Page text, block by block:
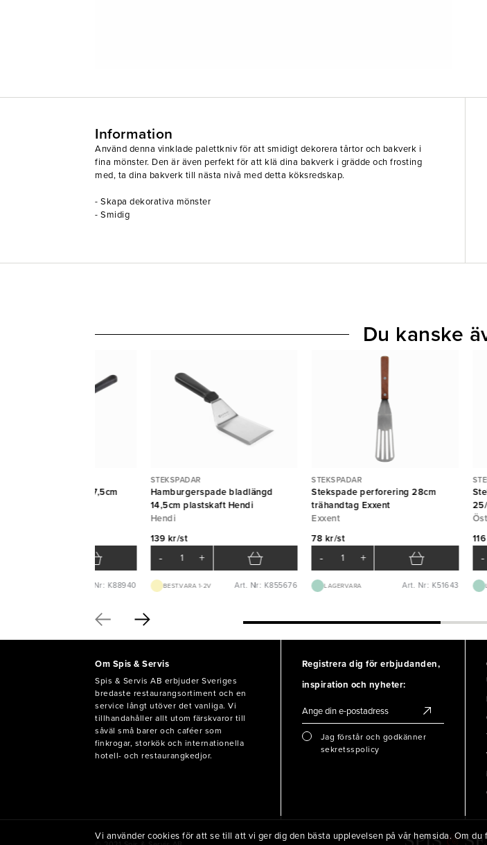
Information
Använd denna vinklade palettkniv för att smidigt dekorera tårtor och bakverk i
fina mönster. Den är även perfekt för att klä dina bakverk i grädde och frosting
med, ta dina bakverk till nästa nivå med detta köksredskap.
- Skapa dekorativa mönster
- Smidig
perforerad 37,5cm
Art. Nr: K88940
STEKSPADAR
Hamburgerspade bladlängd
14,5cm plastskaft Hendi
Hendi
139 kr/st
- +
BEST.VARA 1-2V Art. Nr: K855676
STEKSPADAR
Stekspade perforering 28cm
trähandtag Exxent
Exxent
78 kr/st
- +
LAGERVARA Art. Nr: K51643
-
Du kanske
Om Spis & Servis
Spis & Servis AB erbjuder Sveriges
bredaste restaurangsortiment och en
service långt utöver det vanliga. Vi
tillhandahåller allt utom färskvaror till
såväl små barer och caféer som
finkrogar, storkök och internationella
hotell- och restaurangkedjor.
Registrera dig för erbjudanden,
inspiration och nyheter:
Jag förstår och godkänner
sekretsspolicy
Vi använder cookies för att se till att vi ger dig den bästa upplevelsen på vår hemsida. Om